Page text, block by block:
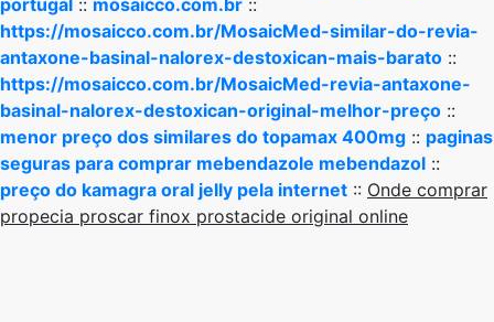
portugal :: mosaicco.com.br ::
https://mosaicco.com.br/MosaicMed-similar-do-revia-
antaxone-basinal-nalorex-destoxican-mais-barato ::
https://mosaicco.com.br/MosaicMed-revia-antaxone-
basinal-nalorex-destoxican-original-melhor-preço ::
menor preço dos similares do topamax 400mg :: paginas
seguras para comprar mebendazole mebendazol ::
preço do kamagra oral jelly pela internet :: Onde comprar
propecia proscar finox prostacide original online